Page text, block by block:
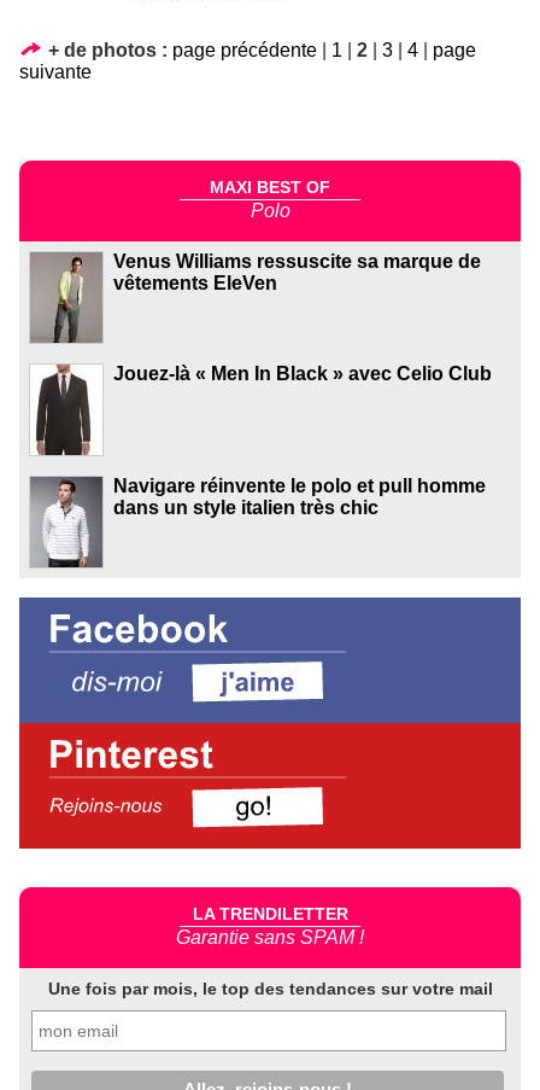
+ de photos : page précédente 1 2 3 4
page
suivante
MAXI BEST OF
Polo
Venus Williams ressuscite sa marque de
vêtements EleVen
Jouez-là « Men In Black » avec Celio Club
Navigare réinvente le polo et pull homme
dans un style italien très chic
LA TRENDILETTER
Garantie sans SPAM !
Une fois par mois, le top des tendances sur votre mail